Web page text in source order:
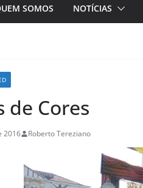
SOMOS NOTÍCIAS
de Cores
2016 Roberto Tereziano